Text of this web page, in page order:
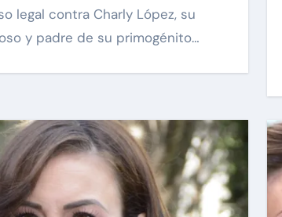
legal contra Charly López, su
y padre de su primogénito…